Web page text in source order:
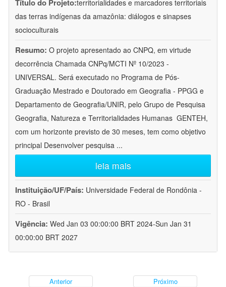
Título do Projeto:territorialidades e marcadores territoriais
das terras indígenas da amazônia: diálogos e sinapses
socioculturais
Resumo: O projeto apresentado ao CNPQ, em virtude
decorrência Chamada CNPq/MCTI Nº 10/2023 -
UNIVERSAL. Será executado no Programa de Pós-
Graduação Mestrado e Doutorado em Geografia - PPGG e
Departamento de Geografia/UNIR, pelo Grupo de Pesquisa
Geografia, Natureza e Territorialidades Humanas  GENTEH,
com um horizonte previsto de 30 meses, tem como objetivo
principal Desenvolver pesquisa ...
leia mais
Instituição/UF/País: Universidade Federal de Rondônia -
RO - Brasil
Vigência: Wed Jan 03 00:00:00 BRT 2024-Sun Jan 31
00:00:00 BRT 2027
Anterior Próximo